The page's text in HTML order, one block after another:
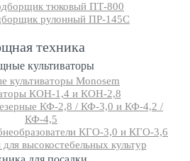
тюковый ПТ-800
рулонный ПР-145С
техника
культиваторы
культиваторы Monosem
КОН-1,4 и КОН-2,8
КФ-2,8 / КФ-3,0 и КФ-4,2 /
КФ-4,5
КГО-3,0 и КГО-3,6
высокостебельных культур